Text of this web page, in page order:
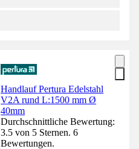
Handlauf Pertura Edelstahl
V2A rund L:1500 mm Ø
40mm
Durchschnittliche Bewertung:
3.5 von 5 Sternen. 6
Bewertungen.